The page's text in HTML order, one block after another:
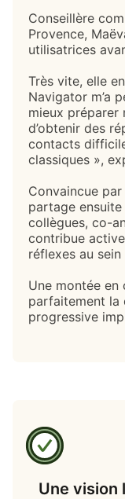
Conseillère
Provence,
utilisatrices
Très vite, elle
Navigator m’a
mieux préparer
d’obtenir des
contacts
classiques »,
Convaincue par
partage
collègues, co-
contribue
réflexes au sein
Une montée
parfaitement la
progressive
Une vision